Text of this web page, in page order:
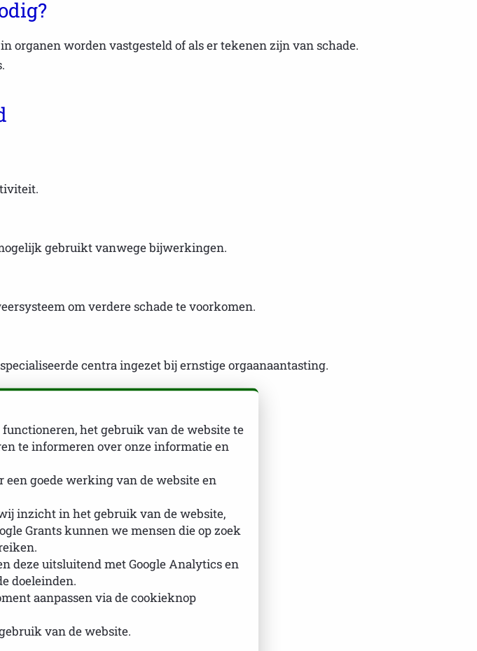
organen worden vastgesteld of als er tekenen zijn van schade.
gebruikt vanwege bijwerkingen.
om verdere schade te voorkomen.
centra ingezet bij ernstige orgaanaantasting.
bij Sjögren
blaas, huid of zenuwen.
begeleiding.
om bijwerkingen te beperken.
verschilt sterk per persoon.
het gebruik van de website te
te informeren over onze informatie en
goede werking van de website en
inzicht in het gebruik van de website,
Grants kunnen we mensen die op zoek
deze uitsluitend met Google Analytics en
doeleinden.
aanpassen via de cookieknop
van de website.